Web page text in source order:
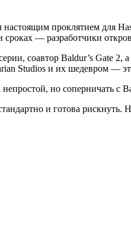
настоящим проклятием для
сроках — разработчики
соавтор Baldur’s Gate
Studios и их шедевром —
но соперничать с
и готова